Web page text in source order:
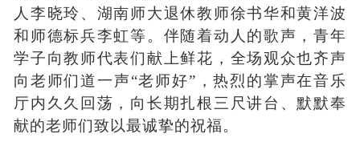
人 李晓玲、 湖南师大退休教师徐书华和黄洋波
和师德标兵李虹等。伴随着动人的歌声，青年
学子向教师代表们献上鲜花，全场观众也齐声
向老师们道一声“老师好”，热烈的掌声在音乐
厅内久久回荡，向长期扎根三尺讲台、默默奉
献的老师们致以最诚挚的祝福。